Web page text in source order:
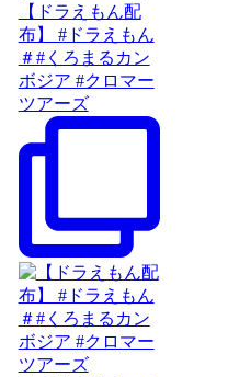
【ドラえもん配
布】 #ドラえもん
＃#くろまるカン
ボジア #クロマー
ツアーズ